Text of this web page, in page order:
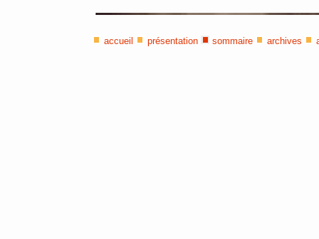
accueil présentation sommaire archives